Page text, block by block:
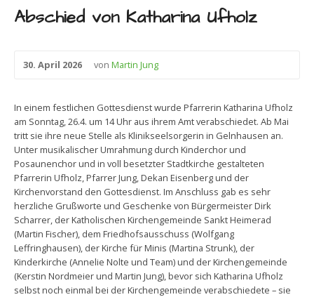
Abschied von Katharina Ufholz
30. April 2026 von Martin Jung
In einem festlichen Gottesdienst wurde Pfarrerin Katharina Ufholz
am Sonntag, 26.4. um 14 Uhr aus ihrem Amt verabschiedet. Ab Mai
tritt sie ihre neue Stelle als Klinikseelsorgerin in Gelnhausen an.
Unter musikalischer Umrahmung durch Kinderchor und
Posaunenchor und in voll besetzter Stadtkirche gestalteten
Pfarrerin Ufholz, Pfarrer Jung, Dekan Eisenberg und der
Kirchenvorstand den Gottesdienst. Im Anschluss gab es sehr
herzliche Grußworte und Geschenke von Bürgermeister Dirk
Scharrer, der Katholischen Kirchengemeinde Sankt Heimerad
(Martin Fischer), dem Friedhofsausschuss (Wolfgang
Leffringhausen), der Kirche für Minis (Martina Strunk), der
Kinderkirche (Annelie Nolte und Team) und der Kirchengemeinde
(Kerstin Nordmeier und Martin Jung), bevor sich Katharina Ufholz
selbst noch einmal bei der Kirchengemeinde verabschiedete – sie